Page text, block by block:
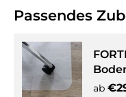
Passendes
ab